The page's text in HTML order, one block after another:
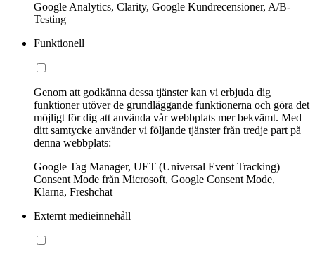
Google Analytics, Clarity, Google Kundrecensioner, A/B-
Testing
Funktionell
Genom att godkänna dessa tjänster kan vi erbjuda dig
funktioner utöver de grundläggande funktionerna och göra det
möjligt för dig att använda vår webbplats mer bekvämt. Med
ditt samtycke använder vi följande tjänster från tredje part på
denna webbplats:
Google Tag Manager, UET (Universal Event Tracking)
Consent Mode från Microsoft, Google Consent Mode,
Klarna, Freshchat
Externt medieinnehåll